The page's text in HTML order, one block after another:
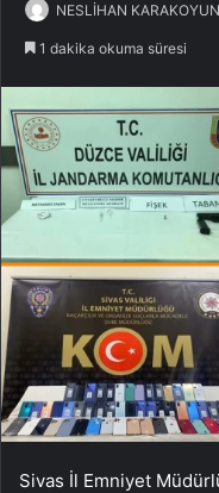
NESLİHAN KARAKOYUN
1 dakika okuma süresi
Sivas İl Emniyet